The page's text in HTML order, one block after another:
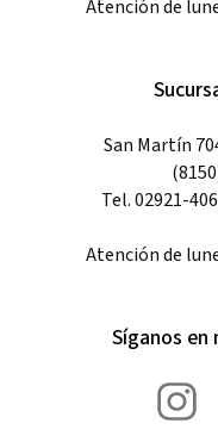
Atención de
San Martín
Tel. 02921-
Atención de
Síganos en